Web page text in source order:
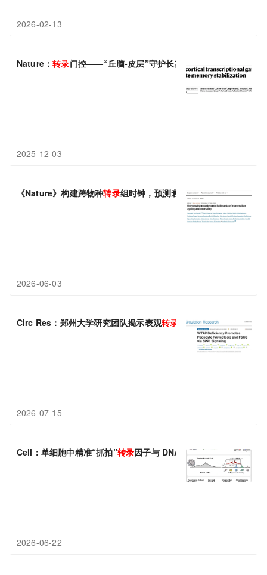
2026-02-13
Nature：转录门控——“丘脑-皮层”守护长期记忆
2025-12-03
《Nature》构建跨物种转录组时钟，预测衰老与死亡风险
2026-06-03
Circ Res：郑州大学研究团队揭示表观转录 组调控足细胞损伤新机
2026-07-15
Cell：单细胞中精准“抓拍”转录因子与 DNA 的结合，开启调控组
2026-06-22